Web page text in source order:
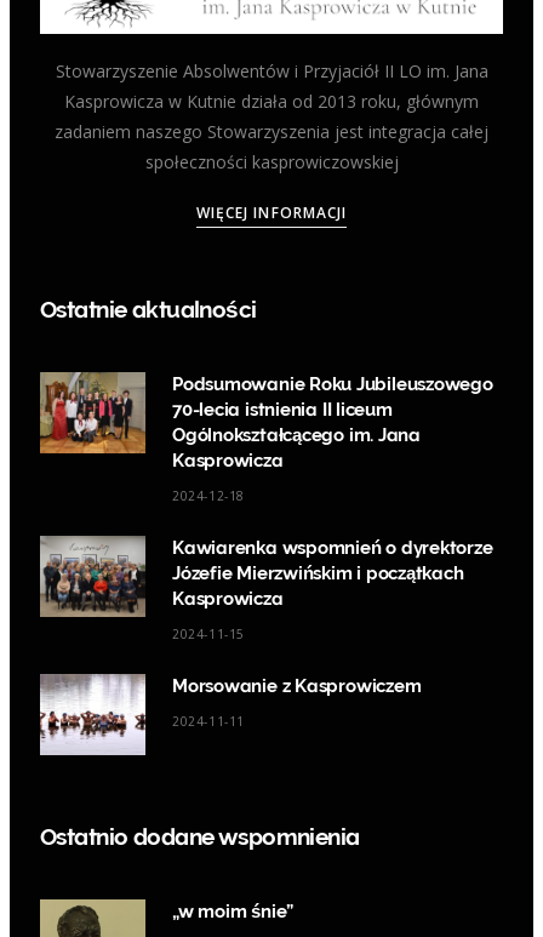
Stowarzyszenie Absolwentów i Przyjaciół II LO im. Jana
Kasprowicza w Kutnie działa od 2013 roku, głównym
zadaniem naszego Stowarzyszenia jest integracja całej
społeczności kasprowiczowskiej
WIĘCEJ INFORMACJI
Ostatnie aktualności
Podsumowanie Roku Jubileuszowego
70-lecia istnienia II liceum
Ogólnokształcącego im. Jana
Kasprowicza
2024-12-18
Kawiarenka wspomnień o dyrektorze
Józefie Mierzwińskim i początkach
Kasprowicza
2024-11-15
Morsowanie z Kasprowiczem
2024-11-11
Ostatnio dodane wspomnienia
„w moim śnie”